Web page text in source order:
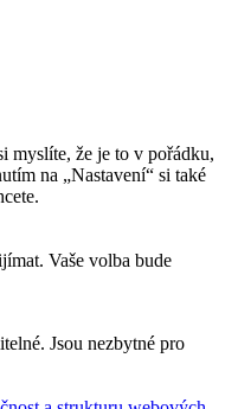
myslíte, že je to v pořádku,
na „Nastavení“ si také
Vaše volba bude
Jsou nezbytné pro